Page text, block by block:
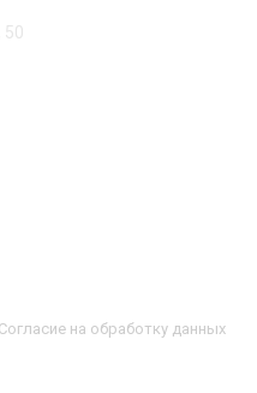
50
Согласие на обработку данных